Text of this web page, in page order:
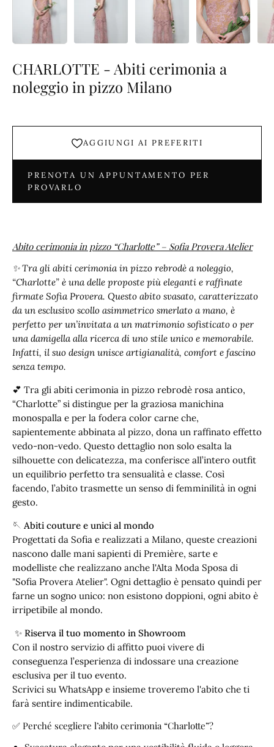
CHARLOTTE - Abiti cerimonia a
noleggio in pizzo Milano
AGGIUNGI AI PREFERITI
PRENOTA UN APPUNTAMENTO PER
PROVARLO
Abito cerimonia in pizzo “Charlotte” – Sofia Provera Atelier
✨ Tra gli abiti cerimonia in pizzo rebrodè a noleggio,
“Charlotte” è una delle proposte più eleganti e raffinate
firmate Sofia Provera. Questo abito svasato, caratterizzato
da un esclusivo scollo asimmetrico smerlato a mano, è
perfetto per un’invitata a un matrimonio sofisticato o per
una damigella alla ricerca di uno stile unico e memorabile.
Infatti, il suo design unisce artigianalità, comfort e fascino
senza tempo.
💕 Tra gli abiti cerimonia in pizzo rebrodè rosa antico,
“Charlotte” si distingue per la graziosa manichina
monospalla e per la fodera color carne che,
sapientemente abbinata al pizzo, dona un raffinato effetto
vedo-non-vedo. Questo dettaglio non solo esalta la
silhouette con delicatezza, ma conferisce all’intero outfit
un equilibrio perfetto tra sensualità e classe. Così
facendo, l’abito trasmette un senso di femminilità in ogni
gesto.
🪡 Abiti couture e unici al mondo
Progettati da Sofia e realizzati a Milano, queste creazioni
nascono dalle mani sapienti di Première, sarte e
modelliste che realizzano anche l'Alta Moda Sposa di
"Sofia Provera Atelier". Ogni dettaglio è pensato quindi per
farne un sogno unico: non esistono doppioni, ogni abito è
irripetibile al mondo.
✨ Riserva il tuo momento in Showroom
Con il nostro servizio di affitto puoi vivere di
conseguenza l’esperienza di indossare una creazione
esclusiva per il tuo evento.
Scrivici su WhatsApp e insieme troveremo l'abito che ti
farà sentire indimenticabile.
✅ Perché scegliere l’abito cerimonia “Charlotte”?